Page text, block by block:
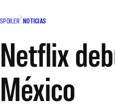
SPOILER NOTICIAS
Netflix
México